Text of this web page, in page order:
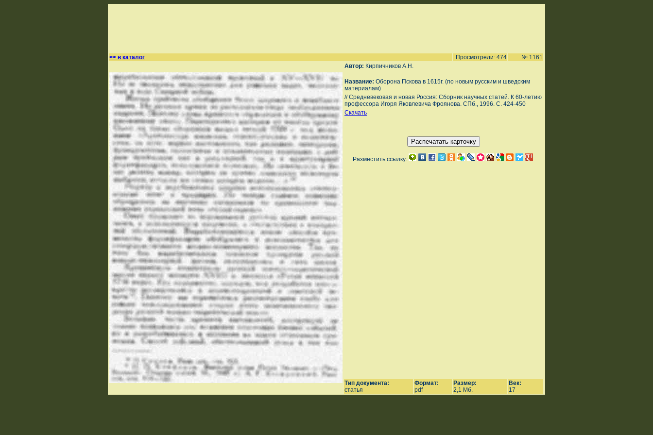
<< в каталог Просмотрели: 474
№ 1161
Автор: Кирпичников А.Н.
Название: Оборона Пскова в 1615г. (по новым русским и шведским
материалам)
// Средневековая и новая Россия: Сборник научных статей. К 60-летию
профессора Игоря Яковлевича Фроянова. СПб., 1996. С. 424-450
Скачать
Разместить ссылку:
Тип документа:
статья
Формат:
pdf
Размер:
2,1 Мб.
Век:
17